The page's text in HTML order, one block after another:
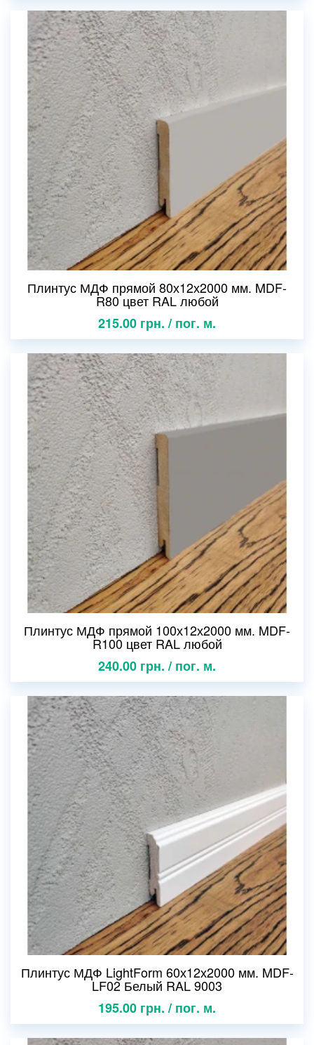
Плинтус МДФ прямой 80х12х2000 мм. MDF-
R80 цвет RAL любой
215.00 грн. / пог. м.
Плинтус МДФ прямой 100х12х2000 мм. MDF-
R100 цвет RAL любой
240.00 грн. / пог. м.
Плинтус МДФ LightForm 60х12х2000 мм. MDF-
LF02 Белый RAL 9003
195.00 грн. / пог. м.